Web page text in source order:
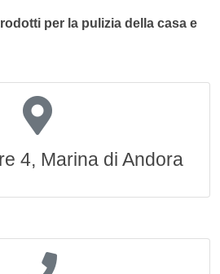
per la pulizia della casa e
4, Marina di Andora